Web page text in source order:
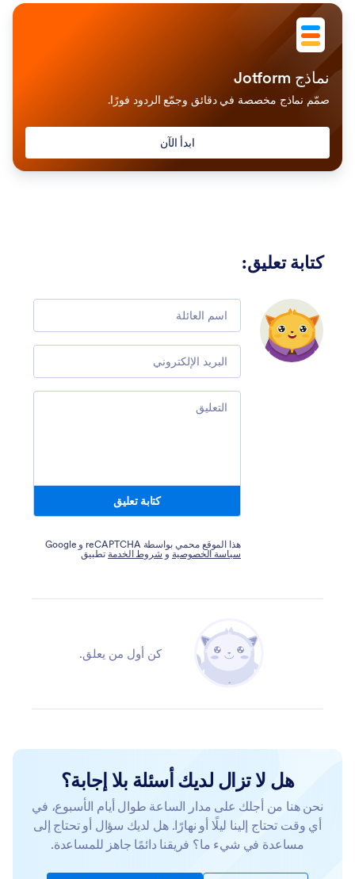
نماذج Jotform
صمّم نماذج مخصصة في دقائق وجمّع الردود فورًا.
ابدأ الآن
كتابة تعليق:
Comment
Email
Comment
كتابة تعليق
هذا الموقع محمي بواسطة reCAPTCHA و Google
سياسة الخصوصية و شروط الخدمة تطبيق
كن أول من يعلق.
هل لا تزال لديك أسئلة بلا إجابة؟
نحن هنا من أجلك على مدار الساعة طوال أيام الأسبوع، في
أي وقت تحتاج إلينا ليلًا أو نهارًا. هل لديك سؤال أو تحتاج إلى
مساعدة في شيء ما؟ فريقنا دائمًا جاهز للمساعدة.